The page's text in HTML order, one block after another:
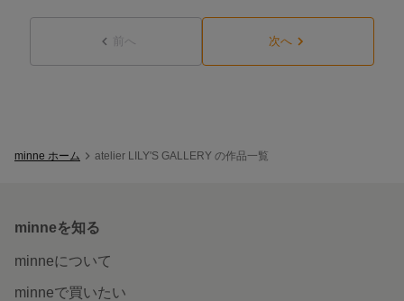
前へ 次へ
minne ホーム atelier LILY'S GALLERY の作品一覧
minneを知る
minneについて
minneで買いたい